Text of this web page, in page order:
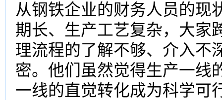
从钢铁企业的财务人员的现
期长、生产工艺复杂，大家
理流程的了解不够、介入不
密。他们虽然觉得生产一线
一线的直觉转化成为科学可